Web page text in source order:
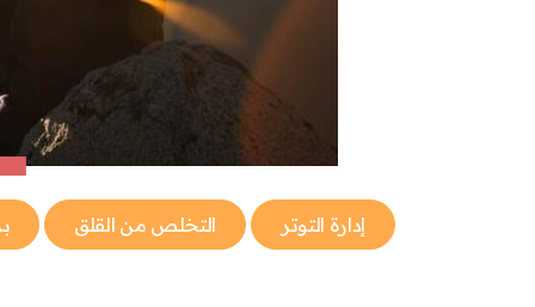
إدارة التوتر التخلص من القلق